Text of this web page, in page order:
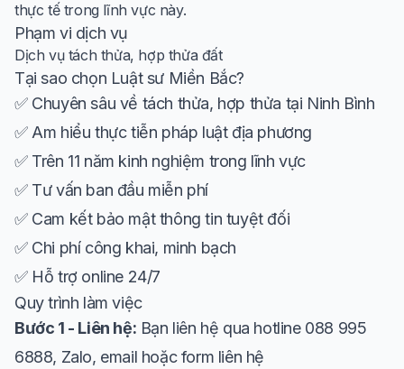
thực tế trong lĩnh vực này.
Phạm vi dịch vụ
Dịch vụ tách thửa, hợp thửa đất
Tại sao chọn Luật sư Miền Bắc?
✅ Chuyên sâu về tách thửa, hợp thửa tại Ninh Bình
✅ Am hiểu thực tiễn pháp luật địa phương
✅ Trên 11 năm kinh nghiệm trong lĩnh vực
✅ Tư vấn ban đầu miễn phí
✅ Cam kết bảo mật thông tin tuyệt đối
✅ Chi phí công khai, minh bạch
✅ Hỗ trợ online 24/7
Quy trình làm việc
Bước 1 - Liên hệ: Bạn liên hệ qua hotline 088 995
6888, Zalo, email hoặc form liên hệ